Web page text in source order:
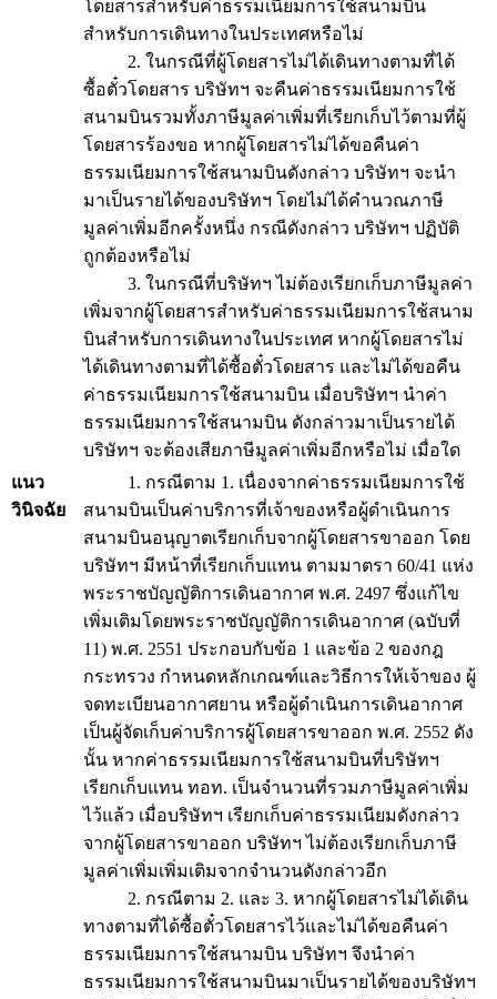
โดยสารสำหรับค่าธรรมเนียมการใช้สนามบิน
สำหรับการเดินทางในประเทศหรือไม่
2. ในกรณีที่ผู้โดยสารไม่ได้เดินทางตามที่ได้
ซื้อตั๋วโดยสาร บริษัทฯ จะคืนค่าธรรมเนียมการใช้
สนามบินรวมทั้งภาษีมูลค่าเพิ่มที่เรียกเก็บไว้ตามที่ผู้
โดยสารร้องขอ หากผู้โดยสารไม่ได้ขอคืนค่า
ธรรมเนียมการใช้สนามบินดังกล่าว บริษัทฯ จะนำ
มาเป็นรายได้ของบริษัทฯ โดยไม่ได้คำนวณภาษี
มูลค่าเพิ่มอีกครั้งหนึ่ง กรณีดังกล่าว บริษัทฯ ปฏิบัติ
ถูกต้องหรือไม่
3. ในกรณีที่บริษัทฯ ไม่ต้องเรียกเก็บภาษีมูลค่า
เพิ่มจากผู้โดยสารสำหรับค่าธรรมเนียมการใช้สนาม
บินสำหรับการเดินทางในประเทศ หากผู้โดยสารไม่
ได้เดินทางตามที่ได้ซื้อตั๋วโดยสาร และไม่ได้ขอคืน
ค่าธรรมเนียมการใช้สนามบิน เมื่อบริษัทฯ นำค่า
ธรรมเนียมการใช้สนามบิน ดังกล่าวมาเป็นรายได้
บริษัทฯ จะต้องเสียภาษีมูลค่าเพิ่มอีกหรือไม่ เมื่อใด
แนว
วินิจฉัย
1. กรณีตาม 1. เนื่องจากค่าธรรมเนียมการใช้
สนามบินเป็นค่าบริการที่เจ้าของหรือผู้ดำเนินการ
สนามบินอนุญาตเรียกเก็บจากผู้โดยสารขาออก โดย
บริษัทฯ มีหน้าที่เรียกเก็บแทน ตามมาตรา 60/41 แห่ง
พระราชบัญญัติการเดินอากาศ พ.ศ. 2497 ซึ่งแก้ไข
เพิ่มเติมโดยพระราชบัญญัติการเดินอากาศ (ฉบับที่
11) พ.ศ. 2551 ประกอบกับข้อ 1 และข้อ 2 ของกฎ
กระทรวง กำหนดหลักเกณฑ์และวิธีการให้เจ้าของ ผู้
จดทะเบียนอากาศยาน หรือผู้ดำเนินการเดินอากาศ
เป็นผู้จัดเก็บค่าบริการผู้โดยสารขาออก พ.ศ. 2552 ดัง
นั้น หากค่าธรรมเนียมการใช้สนามบินที่บริษัทฯ
เรียกเก็บแทน ทอท. เป็นจำนวนที่รวมภาษีมูลค่าเพิ่ม
ไว้แล้ว เมื่อบริษัทฯ เรียกเก็บค่าธรรมเนียมดังกล่าว
จากผู้โดยสารขาออก บริษัทฯ ไม่ต้องเรียกเก็บภาษี
มูลค่าเพิ่มเพิ่มเติมจากจำนวนดังกล่าวอีก
2. กรณีตาม 2. และ 3. หากผู้โดยสารไม่ได้เดิน
ทางตามที่ได้ซื้อตั๋วโดยสารไว้และไม่ได้ขอคืนค่า
ธรรมเนียมการใช้สนามบิน บริษัทฯ จึงนำค่า
ธรรมเนียมการใช้สนามบินมาเป็นรายได้ของบริษัทฯ